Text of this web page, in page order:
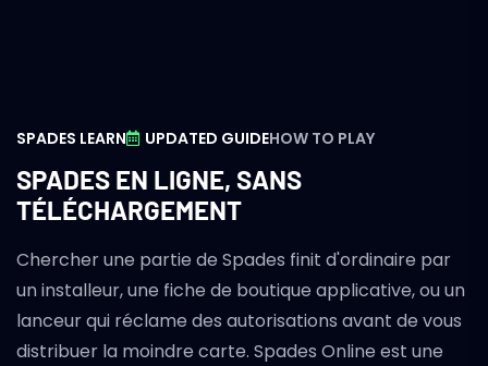
SPADES LEARN UPDATED GUIDEHOW TO PLAY
SPADES EN LIGNE, SANS
TÉLÉCHARGEMENT
Chercher une partie de Spades finit d'ordinaire par
un installeur, une fiche de boutique applicative, ou un
lanceur qui réclame des autorisations avant de vous
distribuer la moindre carte. Spades Online est une